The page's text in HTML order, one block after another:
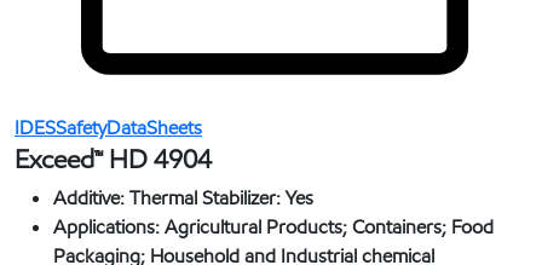
IDESSafetyDataSheets
Exceed™ HD 4904
Additive:Thermal Stabilizer: Yes
Applications:Agricultural Products; Containers; Food
Packaging; Household and Industrial chemical